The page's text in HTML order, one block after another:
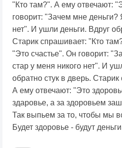
"Кто там?". А ему отвечают:
говорит: "Зачем мне деньги?
нет". И ушли деньги. Вдруг
Старик спрашивает: "Кто
"Это счастье". Он говорит:
стар у меня никого нет". И
обратно стук в дверь.
А ему отвечают: "Это
здаровье, а за здоровьем
Так выпьем за то, чтобы мы
Будет здоровье - будут